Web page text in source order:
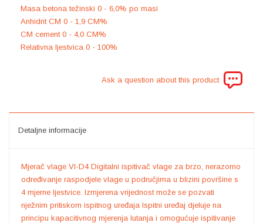
Masa betona težinski 0 - 6,0% po masi
Anhidrit CM 0 - 1,9 CM%
CM cement 0 - 4,0 CM%
Relativna ljestvica 0 - 100%
Ask a question about this product
Detaljne informacije
Mjerač vlage VI-D4 Digitalni ispitivač vlage za brzo, nerazorno
određivanje raspodjele vlage u područjima u blizini površine s
4 mjerne ljestvice. Izmjerena vrijednost može se pozvati
nježnim pritiskom ispitnog uređaja Ispitni uređaj djeluje na
principu kapacitivnog mjerenja lutanja i omogućuje ispitivanje